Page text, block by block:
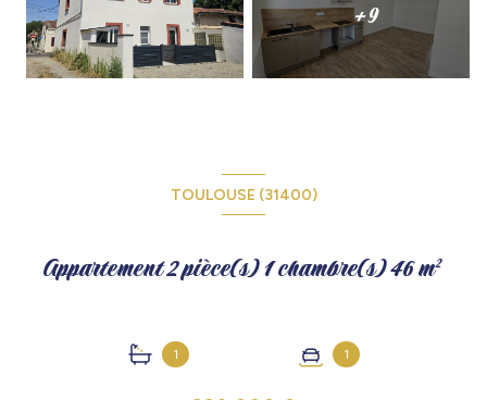
+9
TOULOUSE (31400)
Appartement 2 pièce(s) 1 chambre(s) 46 m²
1 1